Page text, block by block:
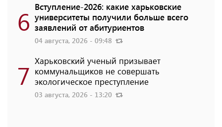
6 Вступление-2026: какие харьковские
университеты получили больше всего
заявлений от абитуриентов
04 августа, 2026 - 09:48
7 Харьковский ученый призывает
коммунальщиков не совершать
экологическое преступление
03 августа, 2026 - 13:20